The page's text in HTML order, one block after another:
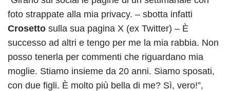
foto strappate alla mia privacy. – sbotta infatti
Crosetto sulla sua pagina X (ex Twitter) – È
successo ad altri e tengo per me la mia rabbia. Non
posso tenerla per commenti che riguardano mia
moglie. Stiamo insieme da 20 anni. Siamo sposati,
con due figli. È molto più bella di me? Sì, vero!”,